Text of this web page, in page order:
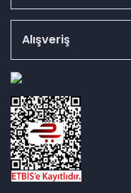
Alışveriş